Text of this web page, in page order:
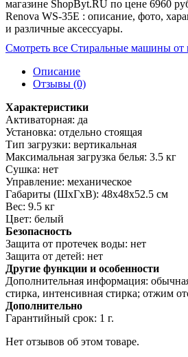
магазине ShopByt.RU по цене 6960
Renova WS-35E : описание, фото,
и различные аксессуары.
Смотреть все Стиральные машины от
Описание
Отзывы (0)
Характеристики
Активаторная: да
Установка: отдельно стоящая
Тип загрузки: вертикальная
Максимальная загрузка белья: 3.5 кг
Сушка: нет
Управление: механическое
Габариты (ШxГxВ): 48x48x52.5 см
Вес: 9.5 кг
Цвет: белый
Безопасность
Защита от протечек воды: нет
Защита от детей: нет
Другие функции и особенности
Дополнительная информация:
стирка, интенсивная стирка; отжим
Дополнительно
Гарантийный срок: 1 г.
Нет отзывов об этом товаре.